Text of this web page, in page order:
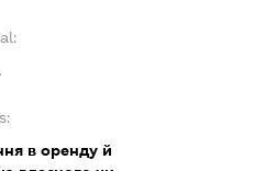
в оренду й